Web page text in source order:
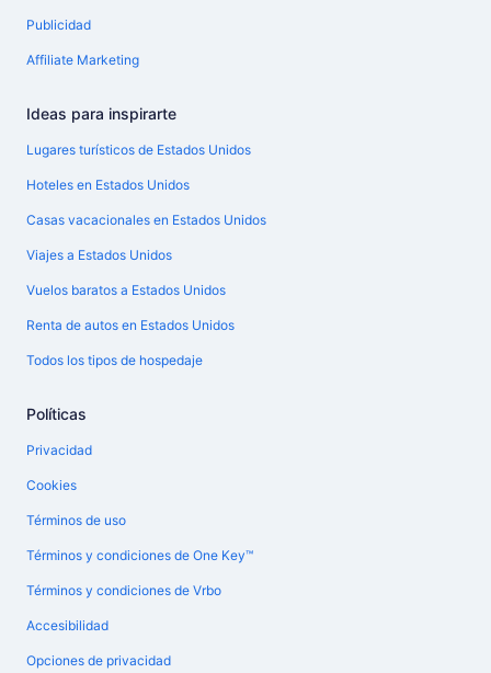
Publicidad
Affiliate Marketing
Ideas para inspirarte
Lugares turísticos de Estados Unidos
Hoteles en Estados Unidos
Casas vacacionales en Estados Unidos
Viajes a Estados Unidos
Vuelos baratos a Estados Unidos
Renta de autos en Estados Unidos
Todos los tipos de hospedaje
Políticas
Privacidad
Cookies
Términos de uso
Términos y condiciones de One Key™
Términos y condiciones de Vrbo
Accesibilidad
Opciones de privacidad